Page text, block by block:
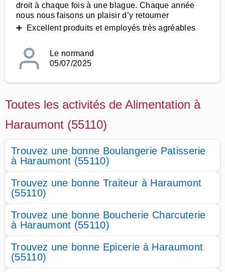
droit à chaque fois à une blague. Chaque année
nous nous faisons un plaisir d’y retourner
➕ Excellent produits et employés très agréables
Le normand
05/07/2025
Toutes les activités de Alimentation à
Haraumont (55110)
Trouvez une bonne Boulangerie Patisserie
à Haraumont (55110)
Trouvez une bonne Traiteur à Haraumont
(55110)
Trouvez une bonne Boucherie Charcuterie
à Haraumont (55110)
Trouvez une bonne Epicerie à Haraumont
(55110)